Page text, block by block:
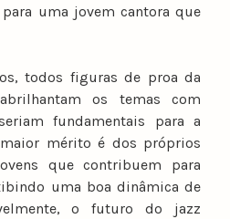
uma jovem cantora que
todos figuras de proa da
os temas com
fundamentais para a
mérito é dos próprios
que contribuem para
uma boa dinâmica de
o futuro do jazz